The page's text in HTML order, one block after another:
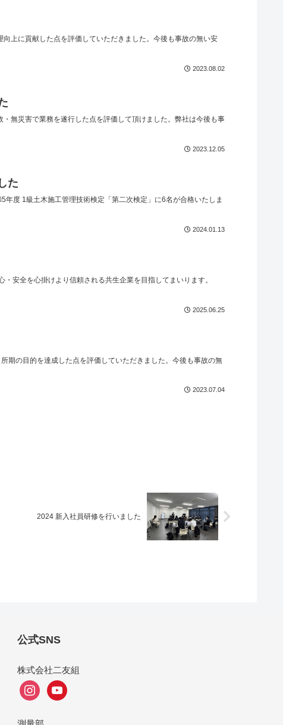
上に貢献した点を評価していただきました。今後も事故の無い安
2023.08.02
無災害で業務を遂行した点を評価して頂けました。弊社は今後も事
2023.12.05
た
度 1級土木施工管理技術検定「第二次検定」に6名が合格いたしま
2024.01.13
安全を心掛けより信頼される共生企業を目指してまいります。
2025.06.25
期の目的を達成した点を評価していただきました。今後も事故の無
2023.07.04
2024 新入社員研修を行いました
公式SNS
株式会社二友組
instagramyoutube